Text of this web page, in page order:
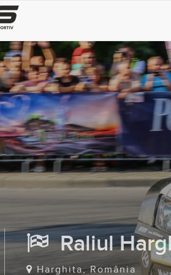
Raliul
Harghita, România